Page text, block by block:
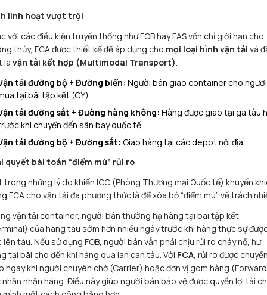
linh hoạt vượt trội
với các điều kiện truyền thống như FOB hay FAS vốn chỉ giới hạn cho
thủy, FCA được thiết kế để áp dụng cho mọi loại hình vận tải và
là vận tải kết hợp (Multimodal Transport).
tải đường bộ + Đường biển: Người bán giao container cho người
tại bãi tập kết (CY).
tải đường sắt + Đường hàng không: Hàng được giao tại ga tàu
khi chuyển đến sân bay quốc tế.
tải đường bộ + Đường sắt: Giao hàng tại các depot nội địa.
quyết bài toán “điểm mù” rủi ro
trong những lý do khiến ICC (Phòng Thương mại Quốc tế) khuyến
FCA cho vận tải đa phương thức là để xóa bỏ “điểm mù” về trách
vận tải container, người bán thường hạ hàng tại bãi tập kết
của hãng tàu sớm hơn nhiều ngày trước khi hàng thực sự
lên tàu. Nếu sử dụng FOB, người bán vẫn phải chịu rủi ro cháy nổ, hư
tại bãi cho đến khi hàng qua lan can tàu. Với FCA, rủi ro được
ngay khi người chuyên chở (Carrier) hoặc đơn vị gom hàng
nhận nhận hàng. Điều này giúp người bán bảo vệ được quyền lợi tài